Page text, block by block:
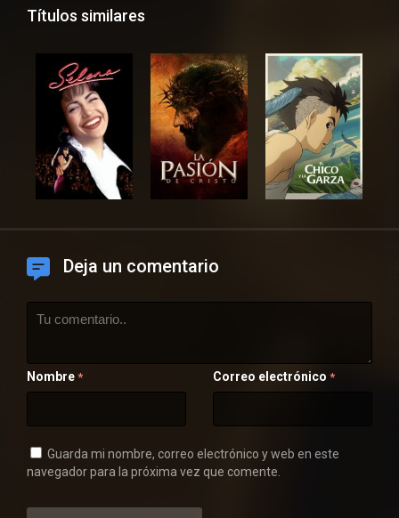
Títulos similares
Deja un comentario
Nombre * Correo electrónico *
Guarda mi nombre, correo electrónico y web en este
navegador para la próxima vez que comente.